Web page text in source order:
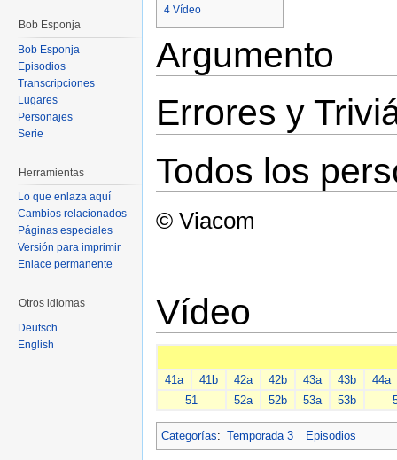
4 Vídeo
Argumento
Errores y
Todos los
© Viacom
Vídeo
41a 41b 42a 42b 43a 43b
44a
51
52a 52b 53a 53b
Categorías: Temporada 3 Episodios
Bob Esponja
Bob Esponja
Episodios
Transcripciones
Lugares
Personajes
Serie
Herramientas
Lo que enlaza aquí
Cambios relacionados
Páginas especiales
Versión para imprimir
Enlace permanente
Otros idiomas
Deutsch
English